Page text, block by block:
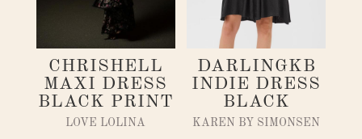
CHRISHELL
MAXI DRESS
BLACK PRINT
LOVE LOLINA
DARLINGKB
INDIE DRESS
BLACK
KAREN BY SIMONSEN